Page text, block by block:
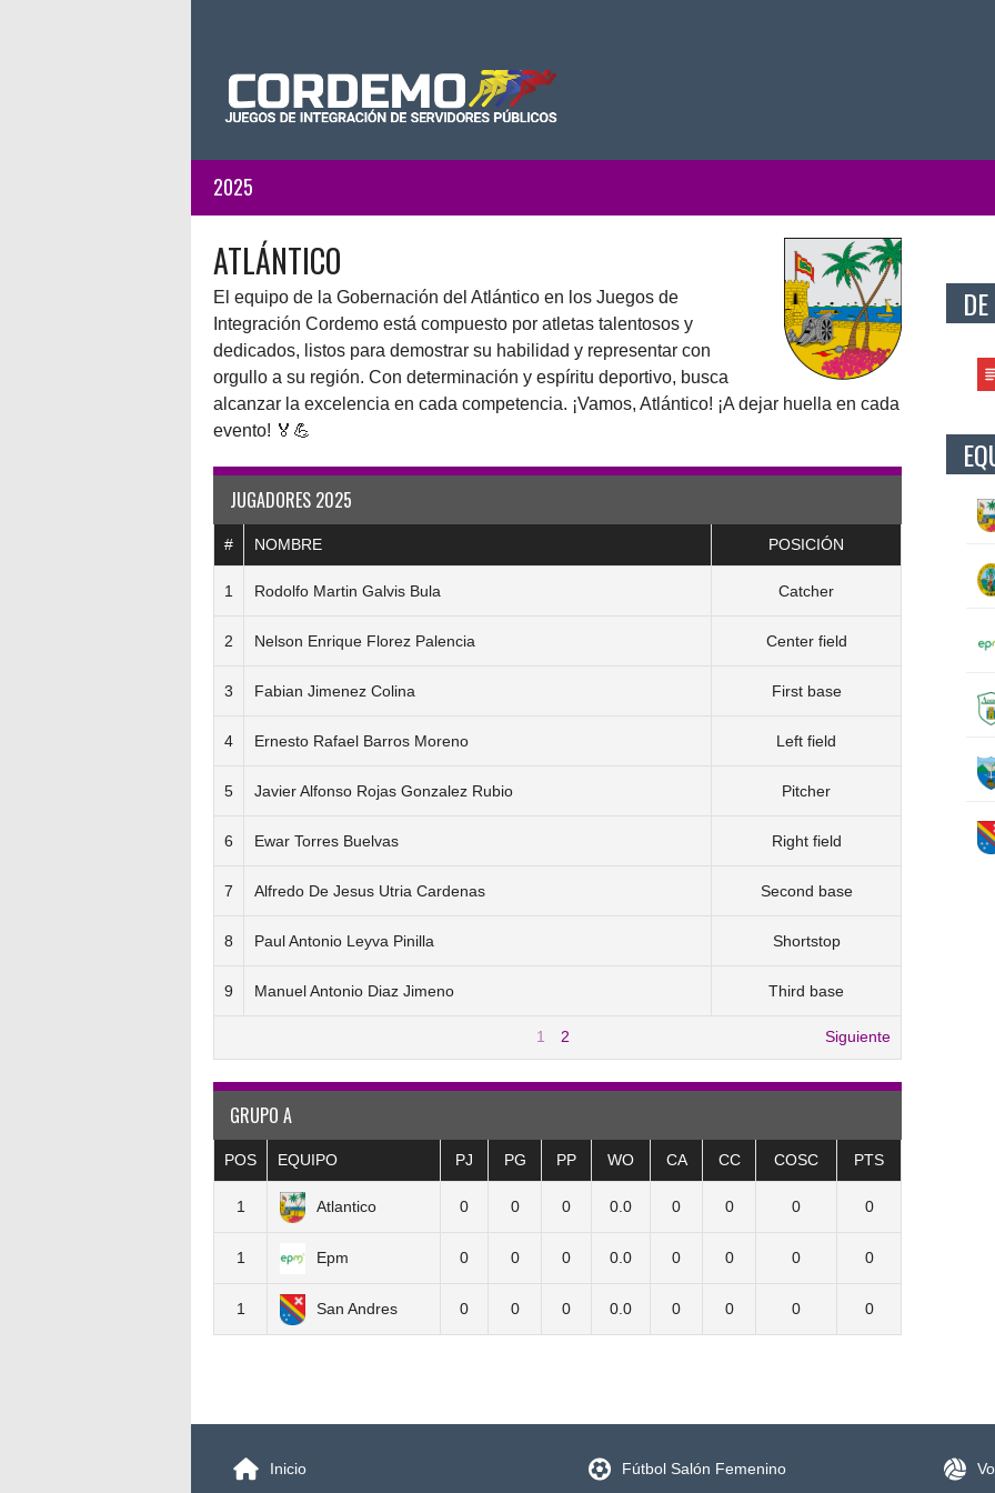
2025
ATLÁNTICO
El equipo de la Gobernación del Atlántico en los Juegos de
Integración Cordemo está compuesto por atletas talentosos y
dedicados, listos para demostrar su habilidad y representar con
orgullo a su región. Con determinación y espíritu deportivo, busca
alcanzar la excelencia en cada competencia. ¡Vamos, Atlántico! ¡A dejar huella en cada
evento! 🏅💪
JUGADORES 2025
# NOMBRE POSICIÓN
1 Rodolfo Martin Galvis Bula Catcher
2 Nelson Enrique Florez Palencia Center field
3 Fabian Jimenez Colina First base
4 Ernesto Rafael Barros Moreno Left field
5 Javier Alfonso Rojas Gonzalez Rubio Pitcher
6 Ewar Torres Buelvas Right field
7 Alfredo De Jesus Utria Cardenas Second base
8 Paul Antonio Leyva Pinilla Shortstop
9 Manuel Antonio Diaz Jimeno Third base
1 2 Siguiente
GRUPO A
POS EQUIPO PJ PG PP WO CA CC COSC PTS
1 Atlantico 0 0 0 0.0 0 0 0 0
1 Epm 0 0 0 0.0 0 0 0 0
1 San Andres 0 0 0 0.0 0 0 0 0
NAVEGACIÓN
DE
Inicio Fútbol Salón Femenino